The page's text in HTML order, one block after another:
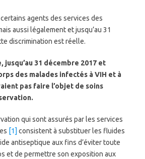
agents des services des
aussi légalement et jusqu’au 31
discrimination est réelle.
jusqu’au 31 décembre 2017 et
des malades infectés à VIH et à
pas faire l’objet de soins
qui sont assurés par les services
[1] consistent à substituer les fluides
antiseptique aux fins d’éviter toute
et de permettre son exposition aux